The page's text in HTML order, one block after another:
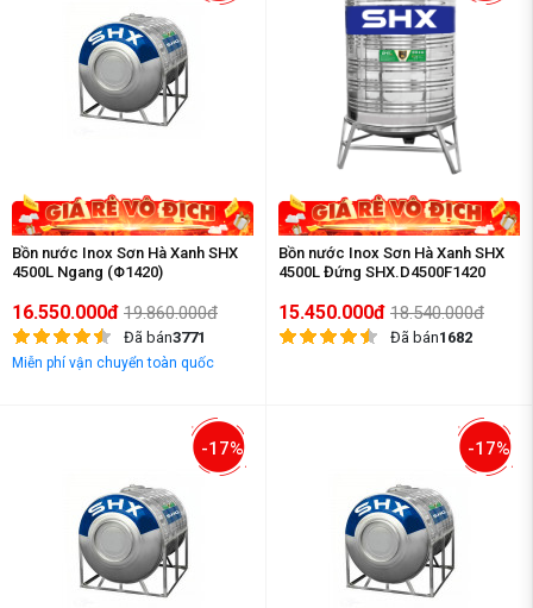
Bồn nước Inox Sơn Hà Xanh SHX
4500L Ngang (Φ1420)
16.550.000đ 19.860.000đ
Đã bán3771
Miễn phí vận chuyển toàn quốc
Bồn nước Inox Sơn Hà Xanh SHX
4500L Đứng SHX.D4500F1420
15.450.000đ 18.540.000đ
Đã bán1682
-17% -17%